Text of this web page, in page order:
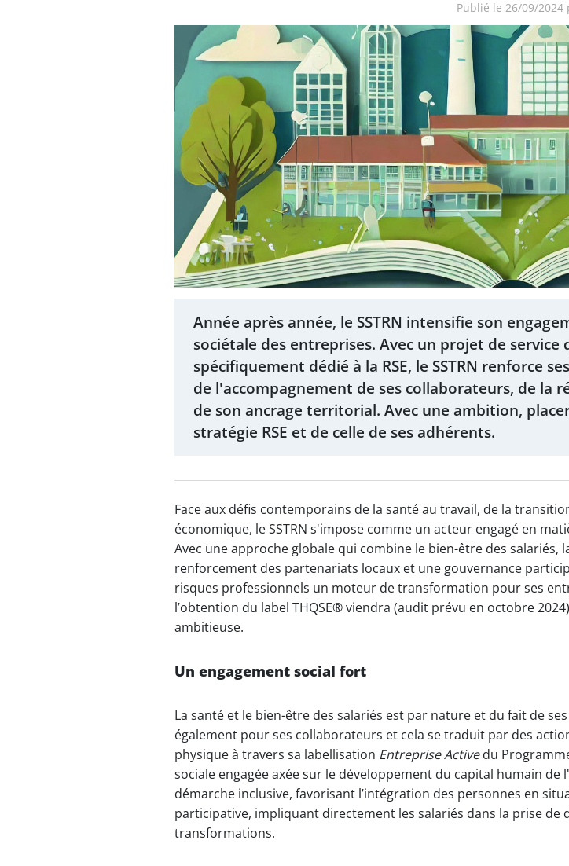
Publié le 26/09/2024
Année après année, le SSTRN intensifie son
sociétale des entreprises. Avec un projet de
spécifiquement dédié à la RSE, le SSTRN renforce
de l'accompagnement de ses collaborateurs, de la
de son ancrage territorial. Avec une ambition,
stratégie RSE et de celle de ses adhérents.
Face aux défis contemporains de la santé au travail, de la
économique, le SSTRN s'impose comme un acteur engagé en
Avec une approche globale qui combine le bien-être des
renforcement des partenariats locaux et une gouvernance
risques professionnels un moteur de transformation pour ses
l’obtention du label THQSE® viendra (audit prévu en octobre
ambitieuse.
Un engagement social fort
La santé et le bien-être des salariés est par nature et du fait de
également pour ses collaborateurs et cela se traduit par des
physique à travers sa labellisation Entreprise Activedu
sociale engagée axée sur le développement du capital humain de
démarche inclusive, favorisant l’intégration des personnes en
participative, impliquant directement les salariés dans la prise de
transformations.